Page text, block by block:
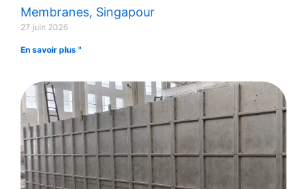
Membranes, Singapour
27 juin 2026
En savoir plus "